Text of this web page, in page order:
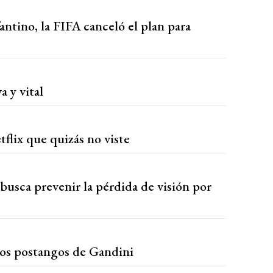
la FIFA canceló el plan para
y vital
que quizás no viste
prevenir la pérdida de visión por
postangos de Gandini